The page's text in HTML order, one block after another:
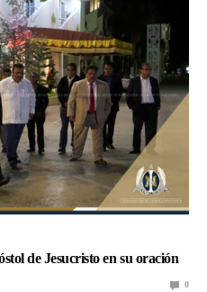
de Jesucristo en su oración
0